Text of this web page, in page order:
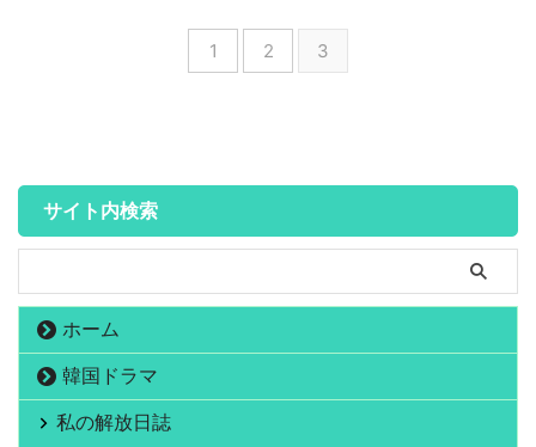
1 2 3
サイト内検索
ホーム
韓国ドラマ
私の解放日誌